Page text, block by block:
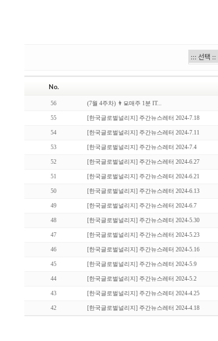
No.
56 (7월 4주차) 👨‍💻매주 1분 IT...
55 [한국글로벌널리지] 주간뉴스레터 2024-7.18
54 [한국글로벌널리지] 주간뉴스레터 2024-7.11
53 [한국글로벌널리지] 주간뉴스레터 2024-7.4
52 [한국글로벌널리지] 주간뉴스레터 2024-6.27
51 [한국글로벌널리지] 주간뉴스레터 2024-6.21
50 [한국글로벌널리지] 주간뉴스레터 2024-6.13
49 [한국글로벌널리지] 주간뉴스레터 2024-6.7
48 [한국글로벌널리지] 주간뉴스레터 2024-5.30
47 [한국글로벌널리지] 주간뉴스레터 2024-5.23
46 [한국글로벌널리지] 주간뉴스레터 2024-5.16
45 [한국글로벌널리지] 주간뉴스레터 2024-5.9
44 [한국글로벌널리지] 주간뉴스레터 2024-5.2
43 [한국글로벌널리지] 주간뉴스레터 2024-4.25
42 [한국글로벌널리지] 주간뉴스레터 2024-4.18